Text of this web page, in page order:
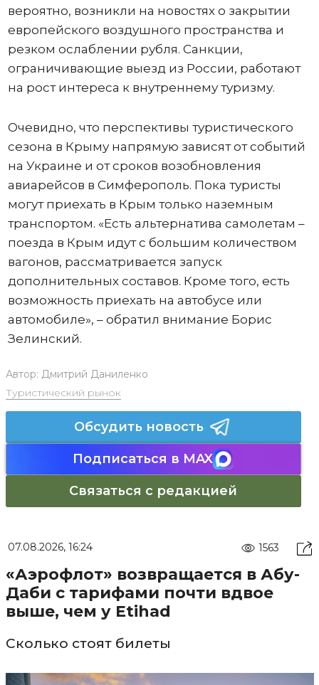
вероятно, возникли на новостях о закрытии
европейского воздушного пространства и
резком ослаблении рубля. Санкции,
ограничивающие выезд из России, работают
на рост интереса к внутреннему туризму.
Очевидно, что перспективы туристического
сезона в Крыму напрямую зависят от событий
на Украине и от сроков возобновления
авиарейсов в Симферополь. Пока туристы
могут приехать в Крым только наземным
транспортом. «Есть альтернатива самолетам –
поезда в Крым идут с большим количеством
вагонов, рассматривается запуск
дополнительных составов. Кроме того, есть
возможность приехать на автобусе или
автомобиле», – обратил внимание Борис
Зелинский.
Автор: Дмитрий Даниленко
Туристический рынок
Обсудить новость
Подписаться в MAX
Связаться с редакцией
07.08.2026, 16:24 1563
«Аэрофлот» возвращается в Абу-
Даби с тарифами почти вдвое
выше, чем у Etihad
Сколько стоят билеты